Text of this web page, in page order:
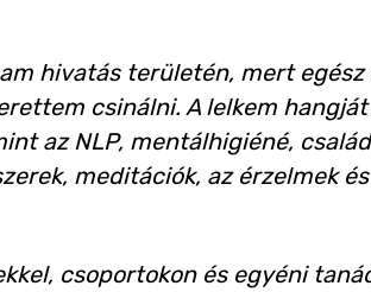
hivatás területén, mert
csinálni. A lelkem
az NLP, mentálhigiéné,
meditációk, az érzelmek
csoportokon és egyéni